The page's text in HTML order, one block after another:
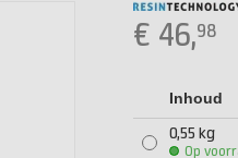
€ 46,98
Inhoud
0,55 kg
Op